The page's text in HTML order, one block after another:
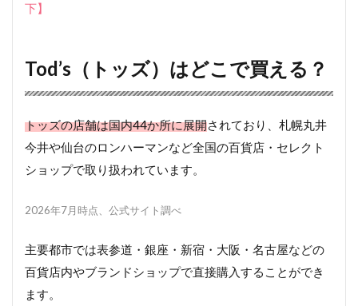
下】
Tod’s（トッズ）はどこで買える？
トッズの店舗は国内44か所に展開されており、札幌丸井
今井や仙台のロンハーマンなど全国の百貨店・セレクト
ショップで取り扱われています。
2026年7月時点、公式サイト調べ
主要都市では表参道・銀座・新宿・大阪・名古屋などの
百貨店内やブランドショップで直接購入することができ
ます。